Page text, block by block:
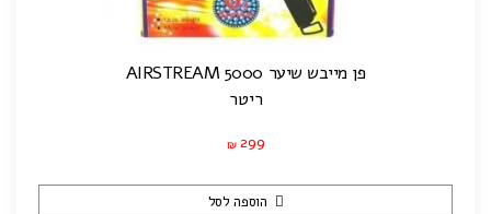
פן מייבש שיער AIRSTREAM 5000
ריטר
₪ 299
הוספה לסל